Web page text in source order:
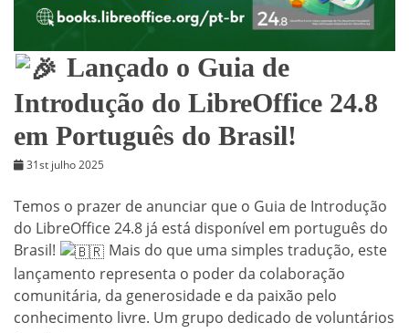
Lançado o Guia de
Introdução do LibreOffice 24.8
em Português do Brasil!
31st julho 2025
Temos o prazer de anunciar que o Guia de Introdução
do LibreOffice 24.8 já está disponível em português do
Brasil!
Mais do que uma simples tradução, este
lançamento representa o poder da colaboração
comunitária, da generosidade e da paixão pelo
conhecimento livre. Um grupo dedicado de voluntários